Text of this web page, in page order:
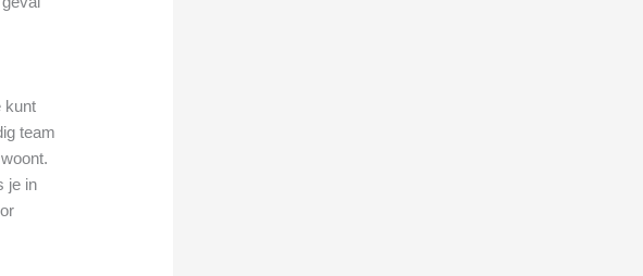
kunt
team
je in